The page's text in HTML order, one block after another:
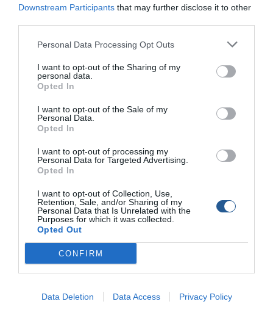
Downstream Participants that may further disclose it to other
Personal Data Processing Opt Outs
I want to opt-out of the Sharing of my
personal data.
Opted In
I want to opt-out of the Sale of my
Personal Data.
Opted In
I want to opt-out of processing my
Personal Data for Targeted Advertising.
Opted In
I want to opt-out of Collection, Use,
Retention, Sale, and/or Sharing of my
Personal Data that Is Unrelated with the
Purposes for which it was collected.
Opted Out
CONFIRM
Data Deletion Data Access Privacy Policy
Με την πρώτη µατιά καταλαβαίνεις ότι το TRYGONS
γάστρας wave piercing η οποία αναβαθµίστηκε µε ένα νέο
και την σταθερότητα σε πορεία, αλλά και σε στάση. Το
TRYGONS EcoRunner 59 έχει τη δική […]
KAREL 480 OPEN XS: Είναι το best seller του
ναυπηγείου